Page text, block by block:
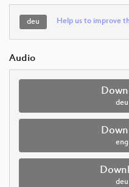
deu Help us to improve
Audio
deu
eng
deu